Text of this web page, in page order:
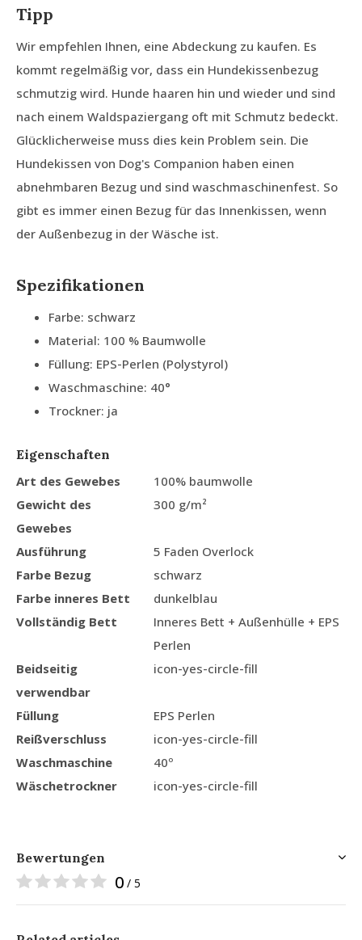
Tipp
Wir empfehlen Ihnen, eine Abdeckung zu kaufen. Es
kommt regelmäßig vor, dass ein Hundekissenbezug
schmutzig wird. Hunde haaren hin und wieder und sind
nach einem Waldspaziergang oft mit Schmutz bedeckt.
Glücklicherweise muss dies kein Problem sein. Die
Hundekissen von Dog's Companion haben einen
abnehmbaren Bezug und sind waschmaschinenfest. So
gibt es immer einen Bezug für das Innenkissen, wenn
der Außenbezug in der Wäsche ist.
Spezifikationen
Farbe: schwarz
Material: 100 % Baumwolle
Füllung: EPS-Perlen (Polystyrol)
Waschmaschine: 40°
Trockner: ja
Eigenschaften
Art des Gewebes
100% baumwolle
Gewicht des
Gewebes
300 g/m²
Ausführung
5 Faden Overlock
Farbe Bezug
schwarz
Farbe inneres Bett
dunkelblau
Vollständig Bett
Inneres Bett + Außenhülle + EPS
Perlen
Beidseitig
verwendbar
icon-yes-circle-fill
Füllung
EPS Perlen
Reißverschluss
icon-yes-circle-fill
Waschmaschine
40º
Wäschetrockner
icon-yes-circle-fill
Bewertungen
0 / 5